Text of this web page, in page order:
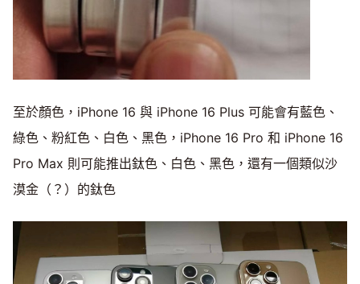
至於顏色，iPhone 16 與 iPhone 16 Plus 可能會有藍色、
綠色、粉紅色、白色、黑色，iPhone 16 Pro 和 iPhone 16
Pro Max 則可能推出鈦色、白色、黑色，還有一個類似沙
漠金（？）的鈦色